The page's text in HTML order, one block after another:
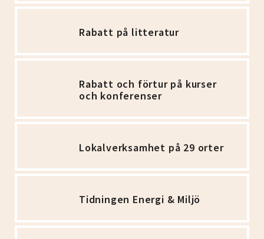
Rabatt på litteratur
Rabatt och förtur på kurser
och konferenser
Lokalverksamhet på 29 orter
Tidningen Energi & Miljö